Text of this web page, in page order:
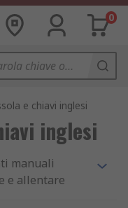
0
e chiavi inglesi
inglesi
manuali
e allentare